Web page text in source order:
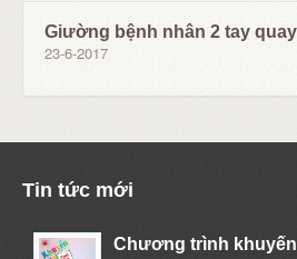
Giường bệnh nhân 2 tay
23-6-2017
Tin tức mới
Chương trình